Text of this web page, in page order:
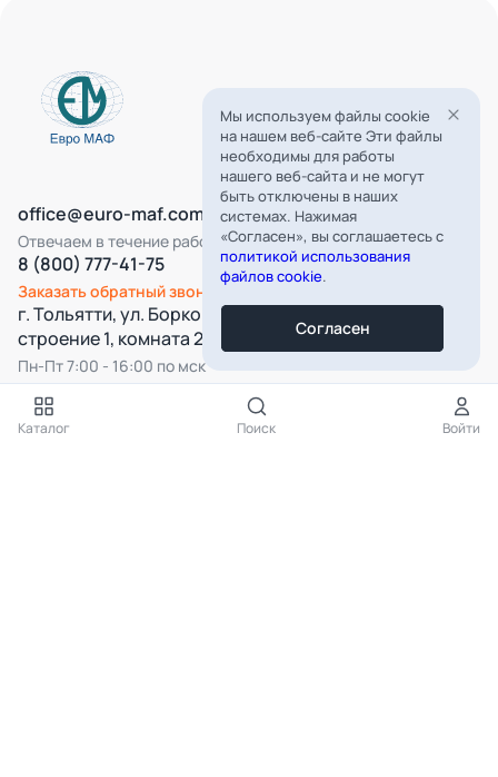
Все категории
Каталог Поиск Войти
office@euro-maf.com
Отвечаем в течение рабочего дня
8 (800) 777-41-75
Заказать обратный звонок
г. Тольятти, ул. Борковская, д. 16,
строение 1, комната 22
Пн-Пт 7:00 - 16:00 по мск
Подпишитесь на нашу рассылку
Мы используем файлы cookie
на нашем веб-сайте Эти файлы
необходимы для работы
нашего веб-сайта и не могут
быть отключены в наших
системах. Нажимая
«Согласен», вы соглашаетесь с
политикой использования
файлов cookie.
Согласен